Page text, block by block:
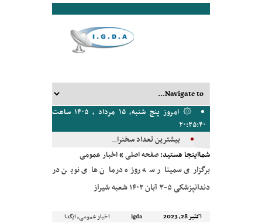
۞ امروز پنج شنبه, ۱۵ مرداد , ۱۴۰۵ ساعت
۲۰:۲۵:۴۰
بیشترین تعداد سخنرانان، مدی_
شمااینجا هستید:صفحه اصلی»اخبار عمومی
برگزاری سمینار سه روزه درمان های نوين در
دندانپزشكی ۵-۳ آبان ۱۴۰۲ شعبه شیراز
اکتبر 28, 2023 igda اخبار عمومی,ایگدا